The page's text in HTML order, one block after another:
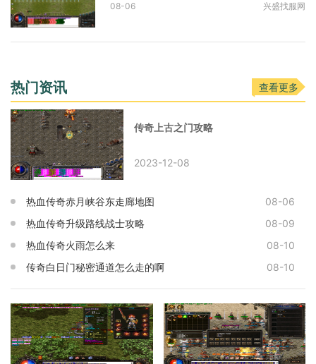
08-06 兴盛找服网
热门资讯 查看更多
传奇上古之门攻略
2023-12-08
热血传奇赤月峡谷东走廊地图
08-06
热血传奇升级路线战士攻略
08-09
热血传奇火雨怎么来
08-10
传奇白日门秘密通道怎么走的啊
08-10